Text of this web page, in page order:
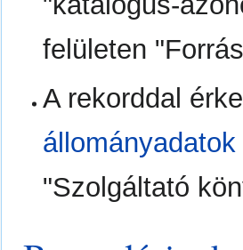
felületen
A rekorddal
állományadatok
"Szolgáltató